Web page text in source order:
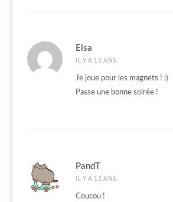
Elsa
IL Y A 13 ANS
Je joue pour les magnets ! :)
Passe une bonne soirée !
PandT
IL Y A 13 ANS
Coucou !